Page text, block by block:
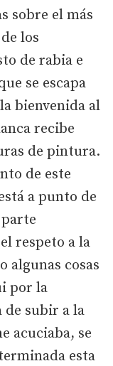
sobre el más
los
de rabia e
se escapa
bienvenida al
recibe
de pintura.
de este
a punto de
respeto a la
algunas cosas
por la
de subir a la
acuciaba, se
esta